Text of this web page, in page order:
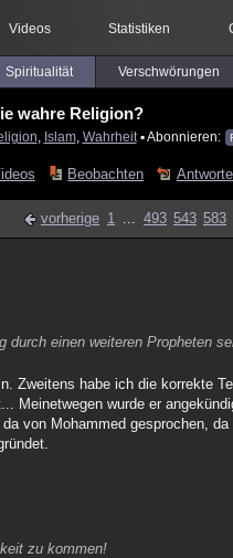
Videos Statistiken
Spiritualität Verschwörungen
wahre Religion?
Islam, Wahrheit▪ Abonnieren:
Beobachten
vorherige 1 ... 493 543 583
einen weiteren Propheten
Zweitens habe ich die korrekte
Meinetwegen wurde er
von Mohammed gesprochen,
zu kommen!